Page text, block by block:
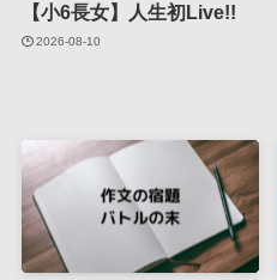
【小6長女】人生初Live!!
2026-08-10